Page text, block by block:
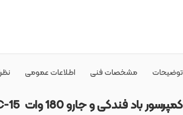
توضیحات مشخصات فنی اطلاعات عمومی
کمپرسور باد فندکی و جارو 180 وات